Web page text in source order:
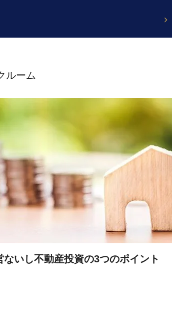
ルーム
いし不動産投資の3つのポイント